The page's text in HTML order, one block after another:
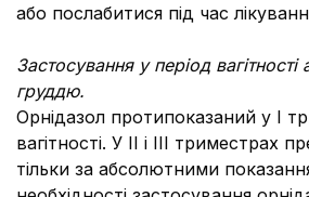
або послабитися під час
Застосування у період
груддю.
Орнідазол протипоказаний у I
вагітності. У ІІ і ІІІ триместрах
тільки за абсолютними